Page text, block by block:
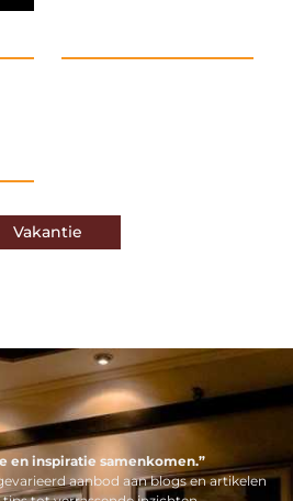
Vakantie
en inspiratie samenkomen.”
aanbod aan blogs en artikelen